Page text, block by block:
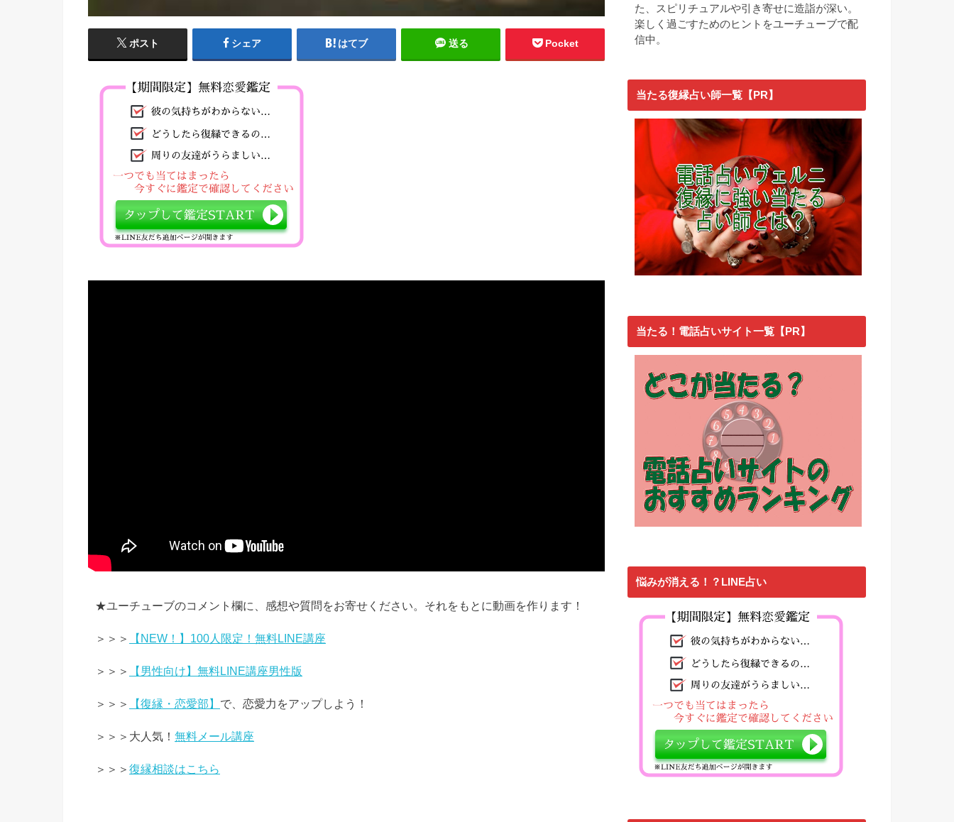
ポスト シェア はてブ 送る Pocket
★ユーチューブのコメント欄に、感想や質問をお寄せください。それをもとに動画を作ります！
＞＞＞ 【NEW！】100人限定！無料LINE講座
＞＞＞ 【男性向け】無料LINE講座男性版
＞＞＞ 【復縁・恋愛部】 で、恋愛力をアップしよう！
＞＞＞大人気！ 無料メール講座
＞＞＞ 復縁相談はこちら
た、スピリチュアルや引き寄せに造詣が深い。
楽しく過ごすためのヒントをユーチューブで配
信中。
当たる復縁占い師一覧【PR】
当たる！電話占いサイト一覧【PR】
悩みが消える！？LINE占い